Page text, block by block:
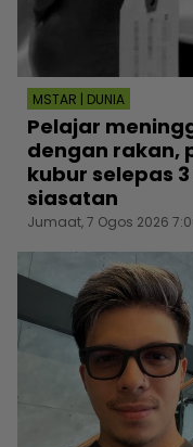
MSTAR | DUNIA
Pelajar
dengan rakan,
kubur selepas
siasatan
Jumaat, 7 Ogos 2026